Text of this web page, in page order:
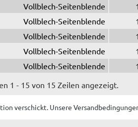
Vollblech-Seitenblende
Vollblech-Seitenblende
Vollblech-Seitenblende
Vollblech-Seitenblende
Vollblech-Seitenblende
1 - 15 von 15 Zeilen angezeigt.
verschickt. Unsere